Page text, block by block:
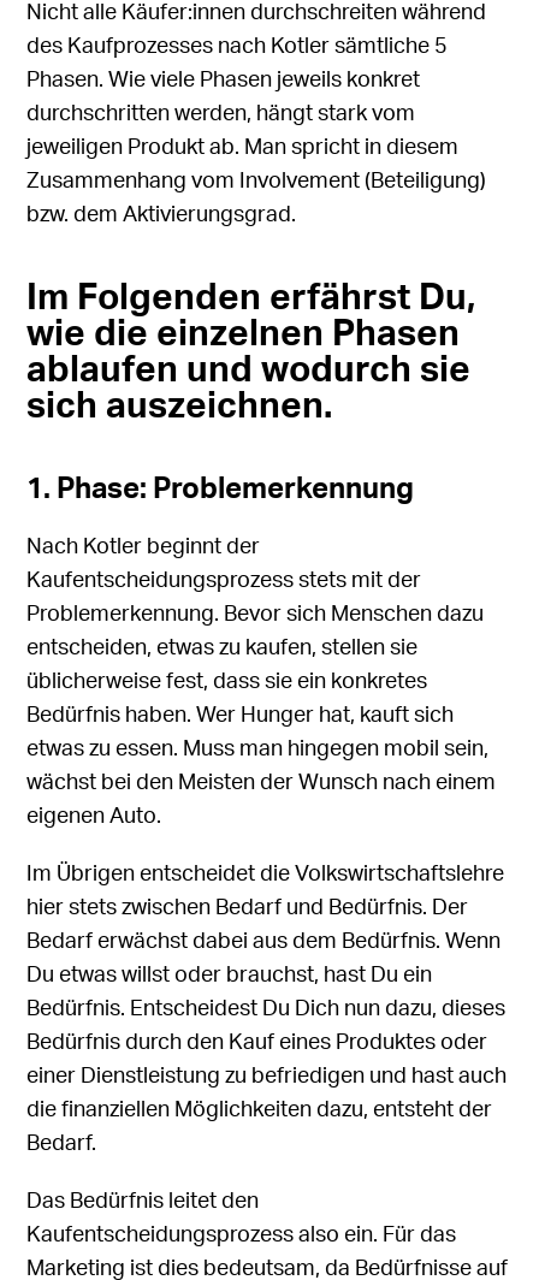
Nicht alle Käufer:innen durchschreiten während
des Kaufprozesses nach Kotler sämtliche 5
Phasen. Wie viele Phasen jeweils konkret
durchschritten werden, hängt stark vom
jeweiligen Produkt ab. Man spricht in diesem
Zusammenhang vom Involvement (Beteiligung)
bzw. dem Aktivierungsgrad.
Im Folgenden erfährst Du,
wie die einzelnen Phasen
ablaufen und wodurch sie
sich auszeichnen.
1. Phase: Problemerkennung
Nach Kotler beginnt der
Kaufentscheidungsprozess stets mit der
Problemerkennung. Bevor sich Menschen dazu
entscheiden, etwas zu kaufen, stellen sie
üblicherweise fest, dass sie ein konkretes
Bedürfnis haben. Wer Hunger hat, kauft sich
etwas zu essen. Muss man hingegen mobil sein,
wächst bei den Meisten der Wunsch nach einem
eigenen Auto.
Im Übrigen entscheidet die Volkswirtschaftslehre
hier stets zwischen Bedarf und Bedürfnis. Der
Bedarf erwächst dabei aus dem Bedürfnis. Wenn
Du etwas willst oder brauchst, hast Du ein
Bedürfnis. Entscheidest Du Dich nun dazu, dieses
Bedürfnis durch den Kauf eines Produktes oder
einer Dienstleistung zu befriedigen und hast auch
die finanziellen Möglichkeiten dazu, entsteht der
Bedarf.
Das Bedürfnis leitet den
Kaufentscheidungsprozess also ein. Für das
Marketing ist dies bedeutsam, da Bedürfnisse auf